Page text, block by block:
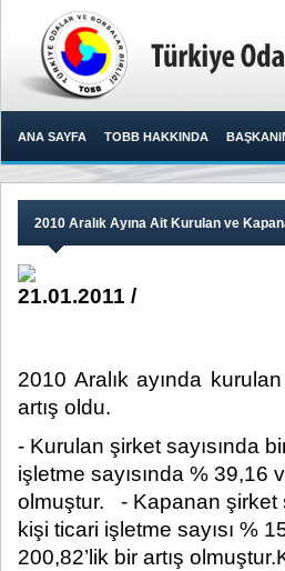
ANA SAYFA TOBB HAKKINDA
2010 Aralık Ayına Ait Kurulan ve
21.01.2011 /
2010 Aralık ayında
artış oldu.​​
- Kurulan şirket sayısında
işletme sayısında % 39,16
olmuştur. - Kapanan şirket
kişi ticari işletme sayısı %
200,82’lik bir artış